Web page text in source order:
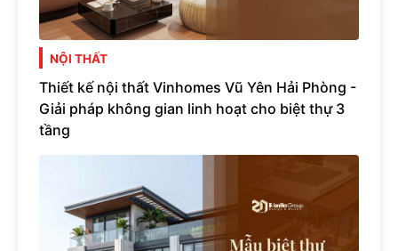
NỘI THẤT
Thiết kế nội thất Vinhomes Vũ Yên Hải Phòng -
Giải pháp không gian linh hoạt cho biệt thự 3
tầng